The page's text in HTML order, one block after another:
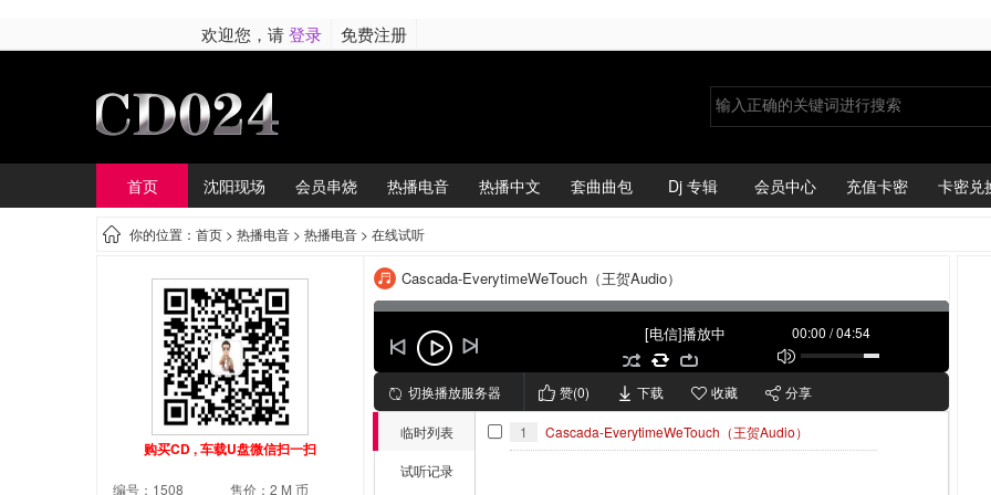
欢迎您，请登录 免费注册
首页 沈阳现场 会员串烧 热播电音 热播中文 套曲曲包 Dj 专辑 会员中心 充值卡密 卡密兑
你的位置：首页 > 热播电音 > 热播电音 > 在线试听
购买CD , 车载U盘微信扫一扫
编号：1508
售价：2 M 币
Cascada-EverytimeWeTouch（王贺Audio）
[电信]播放中 00:00 /04:54
切换播放服务器 赞(0) 下载 收藏 分享
临时列表
试听记录
1 Cascada-EverytimeWeTouch（王贺Audio）